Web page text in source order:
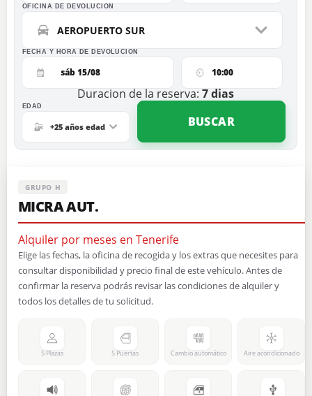
Duracion de la reserva: 7dias
OFICINA DE DEVOLUCION
AEROPUERTO SUR
FECHA Y HORA DE DEVOLUCION
sáb 15/08 10:00
EDAD
+25 años edad BUSCAR
GRUPO H
MICRA AUT.
Alquiler por meses en Tenerife
Elige las fechas, la oficina de recogida y los extras que necesites para
consultar disponibilidad y precio final de este vehículo. Antes de
confirmar la reserva podrás revisar las condiciones de alquiler y
todos los detalles de tu solicitud.
5 Plazas 5 Puertas Cambio automático Aire acondicionado